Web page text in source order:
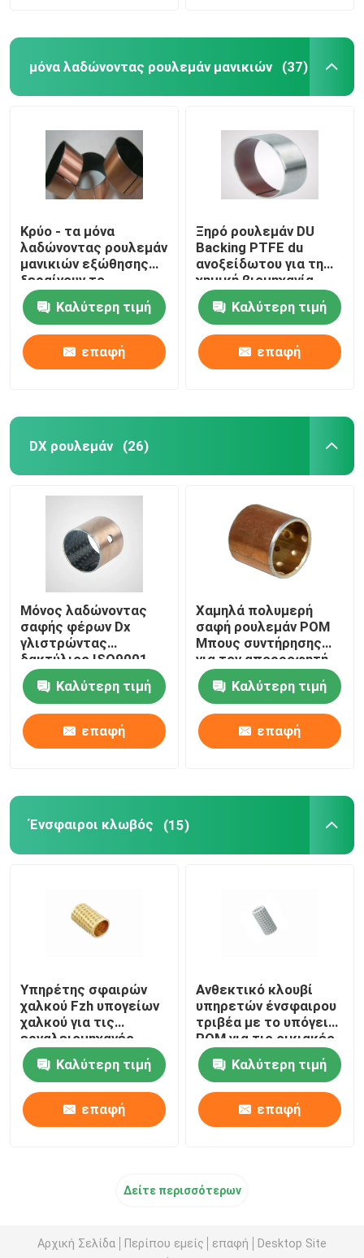
μόνα λαδώνοντας ρουλεμάν μανικιών (37)
Κρύο - τα μόνα
λαδώνοντας ρουλεμάν
μανικιών εξώθησης
ξεραίνουν το
δακτύλιο sf-1P
μανικιώνΚαλύτερη τιμή
επαφή
Ξηρό ρουλεμάν DU
Backing PTFE du
ανοξείδωτου για τη
χημική βιομηχανία
Καλύτερη τιμή
επαφή
DX ρουλεμάν (26)
Μόνος λαδώνοντας
σαφής φέρων Dx
γλιστρώντας
δακτύλιος ISO9001
CCVK εγκεκριμένος
Καλύτερη τιμή
επαφή
Χαμηλά πολυμερή
σαφή ρουλεμάν POM
Μπους συντήρησης
για τον απορροφητή
κλονισμού
μοτοσικλετών
Καλύτερη τιμή
επαφή
Ένσφαιροι κλωβός (15)
Υπηρέτης σφαιρών
χαλκού Fzh υπογείων
χαλκού για τις
εργαλειομηχανές
υψηλής ακρίβειας
Καλύτερη τιμή
επαφή
Ανθεκτικό κλουβί
υπηρετών ένσφαιρου
τριβέα με το υπόγειο
POM για τις οικιακές
συσκευές
Καλύτερη τιμή
επαφή
Δείτε περισσότερων
Αρχική Σελίδα Περίπου εμείς επαφή
Desktop Site